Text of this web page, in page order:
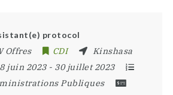
protocol
Offres CDI
Kinshasa
8 juin 2023 - 30 juillet 2023
Publiques